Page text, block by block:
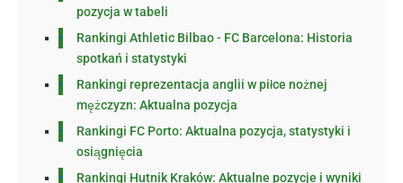
pozycja w tabeli
Rankingi Athletic Bilbao - FC Barcelona: Historia
spotkań i statystyki
Rankingi reprezentacja anglii w piłce nożnej
mężczyzn: Aktualna pozycja
Rankingi FC Porto: Aktualna pozycja, statystyki i
osiągnięcia
Rankingi Hutnik Kraków: Aktualne pozycje i wyniki